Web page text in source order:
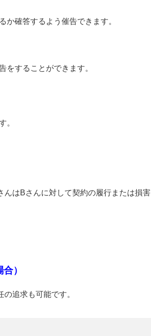
確答するよう催告できます。
をすることができます。
。
はBさんに対して契約の履行または損害
）
追求も可能です。